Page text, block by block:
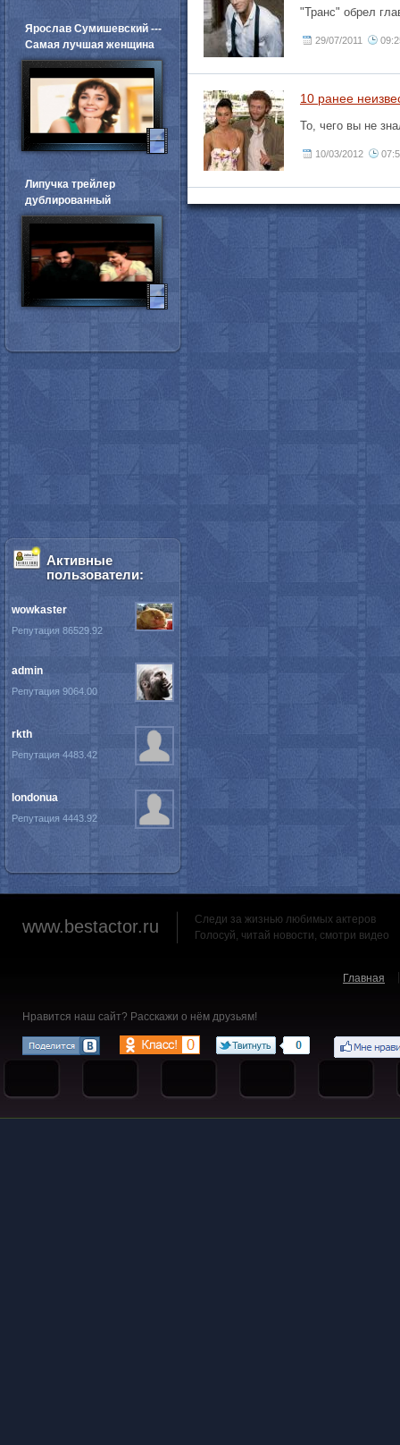
"Транс" обрел
29/07/2011
10 ранее
То, чего вы не
10/03/2012
Ярослав Сумишевский ---
Самая лучшая женщина
Липучка трейлер
дублированный
Активные
пользователи:
wowkaster
Репутация 86529.92
admin
Репутация 9064.00
rkth
Репутация 4483.42
londonua
Репутация 4443.92
www.bestactor.ru
Следи за жизнью любимых актеров
Голосуй, читай новости, смотри видео
Главная
Нравится наш сайт? Расскажи о нём друзьям!